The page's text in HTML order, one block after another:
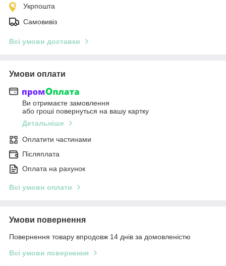
Укрпошта
Самовивіз
Всі умови доставки
Умови оплати
Ви отримаєте замовлення
або гроші повернуться на вашу картку
Детальніше
Оплатити частинами
Післяплата
Оплата на рахунок
Всі умови оплати
Умови повернення
Повернення товару впродовж 14 днів за домовленістю
Всі умови повернення